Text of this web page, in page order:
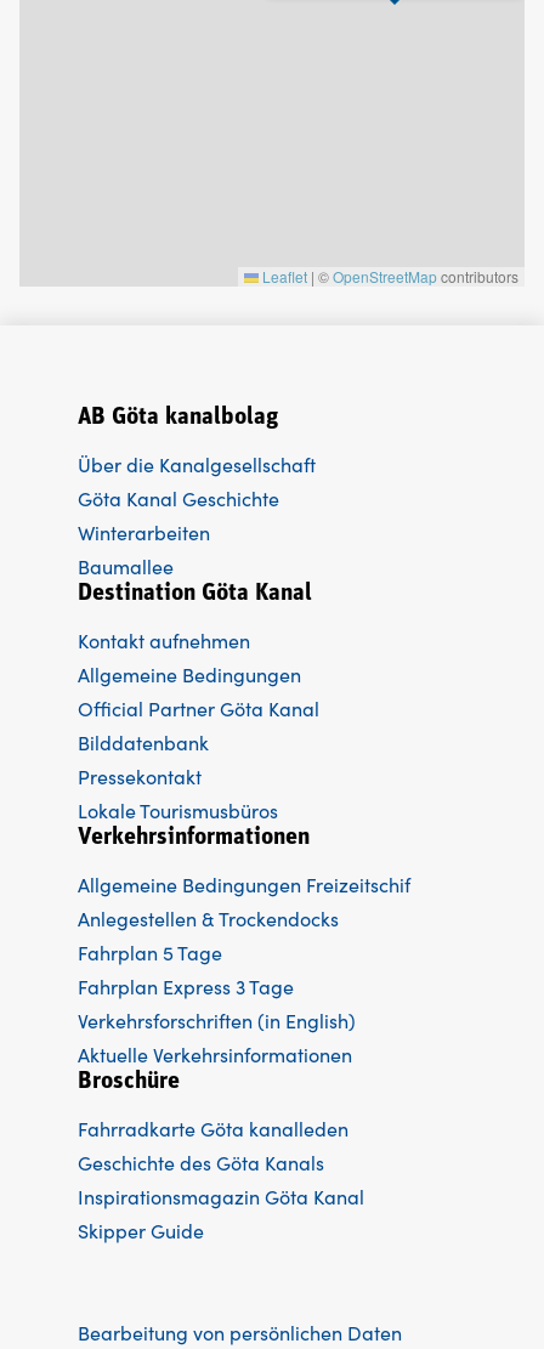
Leaflet | ©OpenStreetMapcontributors
AB Göta kanalbolag
Über die Kanalgesellschaft
Göta Kanal Geschichte
Winterarbeiten
Baumallee
Destination Göta Kanal
Kontakt aufnehmen
Allgemeine Bedingungen
Official Partner Göta Kanal
Bilddatenbank
Pressekontakt
Lokale Tourismusbüros
Verkehrsinformationen
Allgemeine Bedingungen Freizeitschif
Anlegestellen & Trockendocks
Fahrplan 5 Tage
Fahrplan Express 3 Tage
Verkehrsforschriften (in English)
Aktuelle Verkehrsinformationen
Broschüre
Fahrradkarte Göta kanalleden
Geschichte des Göta Kanals
Inspirationsmagazin Göta Kanal
Skipper Guide
Bearbeitung von persönlichen Daten